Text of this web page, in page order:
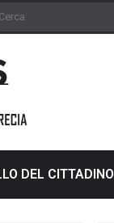
DEL CITTADINO